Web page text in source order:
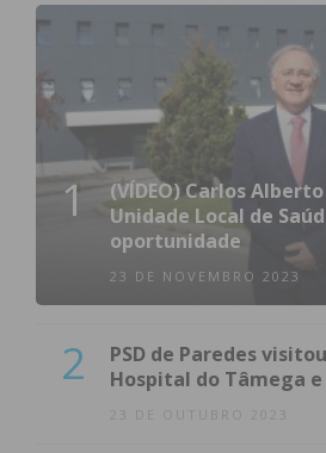
1
(VÍDEO) Carlos
Unidade Local de
oportunidade
23 DE NOVEMBRO 2023
2
PSD de Paredes
Hospital do Tâmega e
23 DE OUTUBRO 2023